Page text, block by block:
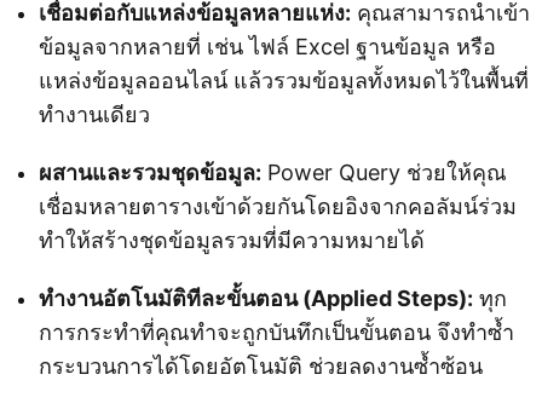
เชื่อมต่อกับแหล่งข้อมูลหลายแห่ง: คุณสามารถนำเข้า
ข้อมูลจากหลายที่ เช่น ไฟล์ Excel ฐานข้อมูล หรือ
แหล่งข้อมูลออนไลน์ แล้วรวมข้อมูลทั้งหมดไว้ในพื้นที่
ทำงานเดียว
ผสานและรวมชุดข้อมูล: Power Query ช่วยให้คุณ
เชื่อมหลายตารางเข้าด้วยกันโดยอิงจากคอลัมน์ร่วม
ทำให้สร้างชุดข้อมูลรวมที่มีความหมายได้
ทำงานอัตโนมัติทีละขั้นตอน (Applied Steps): ทุก
การกระทำที่คุณทำจะถูกบันทึกเป็นขั้นตอน จึงทำซ้ำ
กระบวนการได้โดยอัตโนมัติ ช่วยลดงานซ้ำซ้อน